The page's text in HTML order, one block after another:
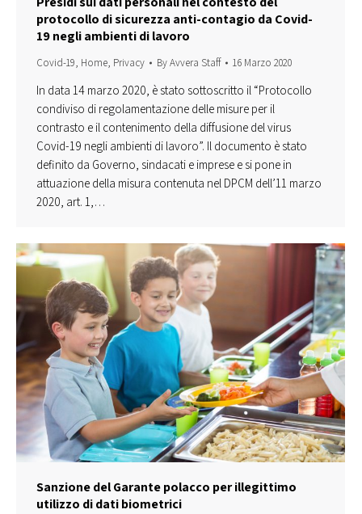
protocollo di sicurezza anti-contagio da Covid-
19 negli ambienti di lavoro
Covid-19, Home, Privacy ByAvvera Staff 16 Marzo 2020
In data 14 marzo 2020, è stato sottoscritto il “Protocollo
condiviso di regolamentazione delle misure per il
contrasto e il contenimento della diffusione del virus
Covid-19 negli ambienti di lavoro”. Il documento è stato
definito da Governo, sindacati e imprese e si pone in
attuazione della misura contenuta nel DPCM dell’11 marzo
2020, art. 1,…
Sanzione del Garante polacco per illegittimo
utilizzo di dati biometrici